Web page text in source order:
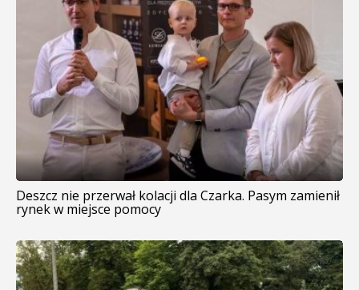
Deszcz nie przerwał kolacji dla Czarka. Pasym zamienił
rynek w miejsce pomocy